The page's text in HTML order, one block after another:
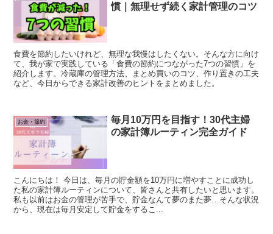
慣｜無理せず続く家計管理のコツ
食費を節約したいけれど、無理な我慢はしたくない。そんな方に向け
て、我が家で実践している「食費の節約につながった7つの習慣」を
紹介します。冷蔵庫の管理方法、まとめ買いのコツ、作り置きの工夫
など、今日からできる家計改善のヒントをまとめました。
お金・節約
毎月10万円を目指す！30代主婦
の家計簿ルーティン完全ガイド
こんにちは！ 今日は、毎月の貯金額を10万円に増やすことに成功し
た私の家計簿ルーティンについて、皆さんと共有したいと思います。
私も以前はお金の管理が苦手で、貯金なんて夢のまた夢…そんな状況
から、現在は毎月安定して貯金をするこ...